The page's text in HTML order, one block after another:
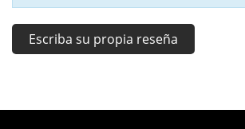
Escriba su propia reseña